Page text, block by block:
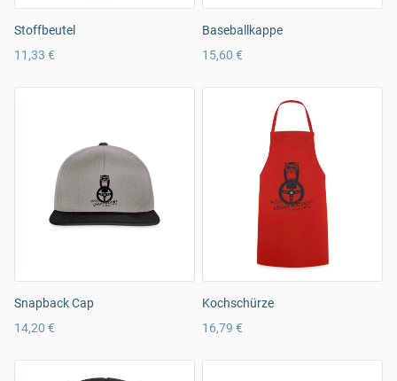
Stoffbeutel
11,33 €
Baseballkappe
15,60 €
Snapback Cap
14,20 €
Kochschürze
16,79 €